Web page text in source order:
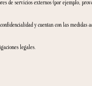
de facturas, contratos y